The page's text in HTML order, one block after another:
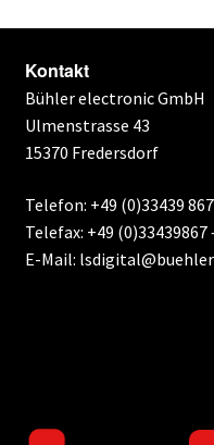
Kontakt
Bühler electronic GmbH
Ulmenstrasse 43
15370 Fredersdorf
Telefon: +49 (0)33439
Telefax: +49 (0)33439867
E-Mail: